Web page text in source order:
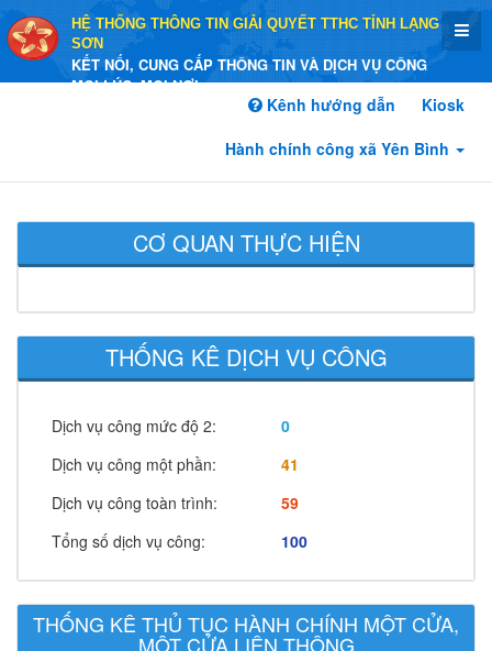
HỆ THỐNG THÔNG TIN GIẢI QUYẾT TTHC TỈNH LẠNG
SƠN
KẾT NỐI, CUNG CẤP THÔNG TIN VÀ DỊCH VỤ CÔNG
MỌI LÚC, MỌI NƠI
Kênh hướng dẫn
Kiosk
Hành chính công xã Yên Bình
CƠ QUAN THỰC HIỆN
THỐNG KÊ DỊCH VỤ CÔNG
Dịch vụ công mức độ 2:
0
Dịch vụ công một phần:
41
Dịch vụ công toàn trình:
59
Tổng số dịch vụ công:
100
THỐNG KÊ THỦ TỤC HÀNH CHÍNH MỘT CỬA,
MỘT CỬA LIÊN THÔNG